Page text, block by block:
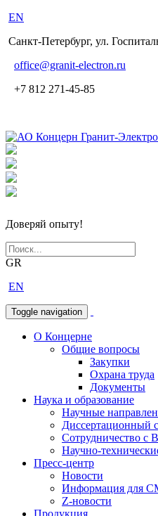
EN
Санкт-Петербург, ул.
office@granit-electron.ru
+7 812 271-45-85
Доверяй опыту!
GR
EN
Toggle navigation
О Концерне
Общие вопросы
Закупки
Охрана труда
Документы
Наука и образование
Научные
Диссертационный
Сотрудничество с
Научно-
Пресс-центр
Новости
Информация для
Z-новости
Продукция